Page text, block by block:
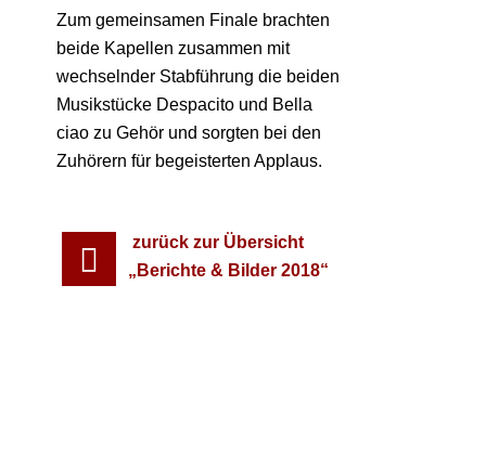
Zum gemeinsamen Finale brachten
beide Kapellen zusammen mit
wechselnder Stabführung die beiden
Musikstücke Despacito und Bella
ciao zu Gehör und sorgten bei den
Zuhörern für begeisterten Applaus.
zurück zur Übersicht
„Berichte & Bilder 2018“